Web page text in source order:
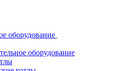
оборудование
оборудование